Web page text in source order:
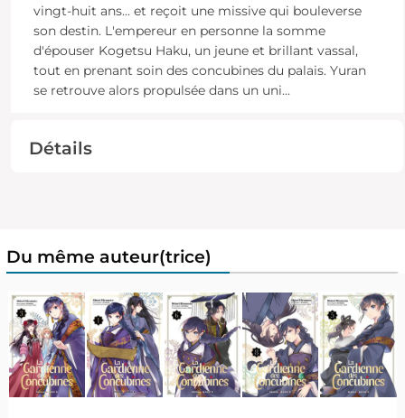
vingt-huit ans... et reçoit une missive qui bouleverse
son destin. L'empereur en personne la somme
d'épouser Kogetsu Haku, un jeune et brillant vassal,
tout en prenant soin des concubines du palais. Yuran
se retrouve alors propulsée dans un uni...
Détails
Du même auteur(trice)